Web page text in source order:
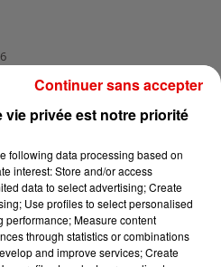
du...
Un réveil frais ce vendredi avant le
canicule
vie privée est notre priorité
following data processing based on
interest: Store and/or access
data to select advertising; Create
Use profiles to select personalised
Measure content
through statistics or combinations
and improve services; Create
Continuer sans accepter